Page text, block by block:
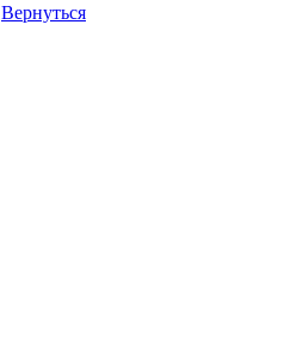
Вернуться